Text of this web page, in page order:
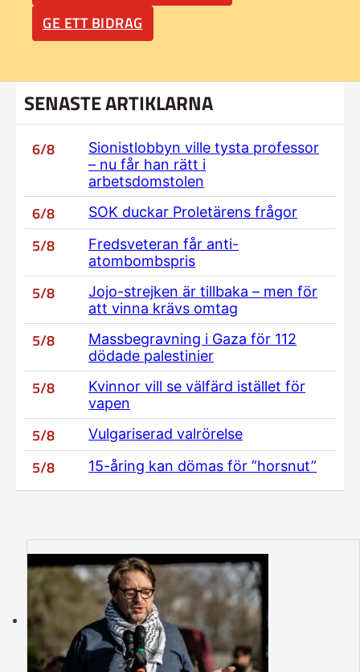
GE ETT BIDRAG
SENASTE ARTIKLARNA
6/8
Sionistlobbyn ville tysta professor
– nu får han rätt i
arbetsdomstolen
6/8 SOK duckar Proletärens frågor
5/8
Fredsveteran får anti-
atombombspris
5/8
Jojo-strejken är tillbaka – men för
att vinna krävs omtag
5/8
Massbegravning i Gaza för 112
dödade palestinier
5/8
Kvinnor vill se välfärd istället för
vapen
5/8 Vulgariserad valrörelse
5/8 15-åring kan dömas för ”horsnut”